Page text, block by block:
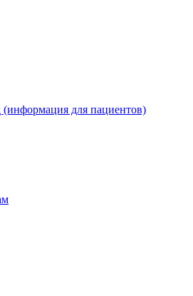
для пациентов)